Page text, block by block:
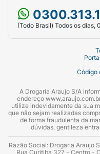
(Todo Brasil) Todos os dias,
Código
A Drogaria Araujo S/A
endereço
utilize indevidamente da sua
que não sejam realizadas
de forma fraudulenta da
dúvidas, gentileza
Razão Social: Drogaria Araujo
Rua Curitiba 327 - Centro -